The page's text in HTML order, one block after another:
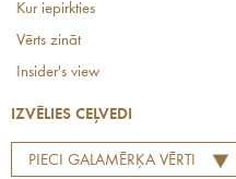
Kur iepirkties
Vērts zināt
Insider's view
IZVĒLIES CEĻVEDI
PIECI GALAMĒRĶA VĒRTI